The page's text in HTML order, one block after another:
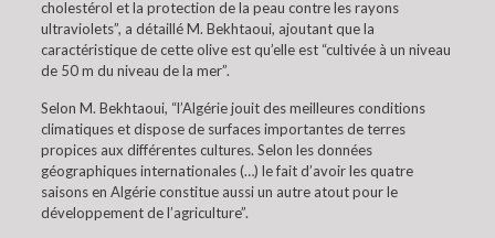
cholestérol et la protection de la peau contre les rayons
ultraviolets”, a détaillé M. Bekhtaoui, ajoutant que la
caractéristique de cette olive est qu’elle est “cultivée à un niveau
de 50 m du niveau de la mer”.
Selon M. Bekhtaoui, “l’Algérie jouit des meilleures conditions
climatiques et dispose de surfaces importantes de terres
propices aux différentes cultures. Selon les données
géographiques internationales (…) le fait d’avoir les quatre
saisons en Algérie constitue aussi un autre atout pour le
développement de l’agriculture”.